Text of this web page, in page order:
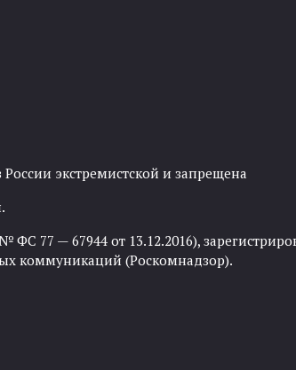
экстремистской и запрещена
77 — 67944 от 13.12.2016),
коммуникаций (Роскомнадзор).